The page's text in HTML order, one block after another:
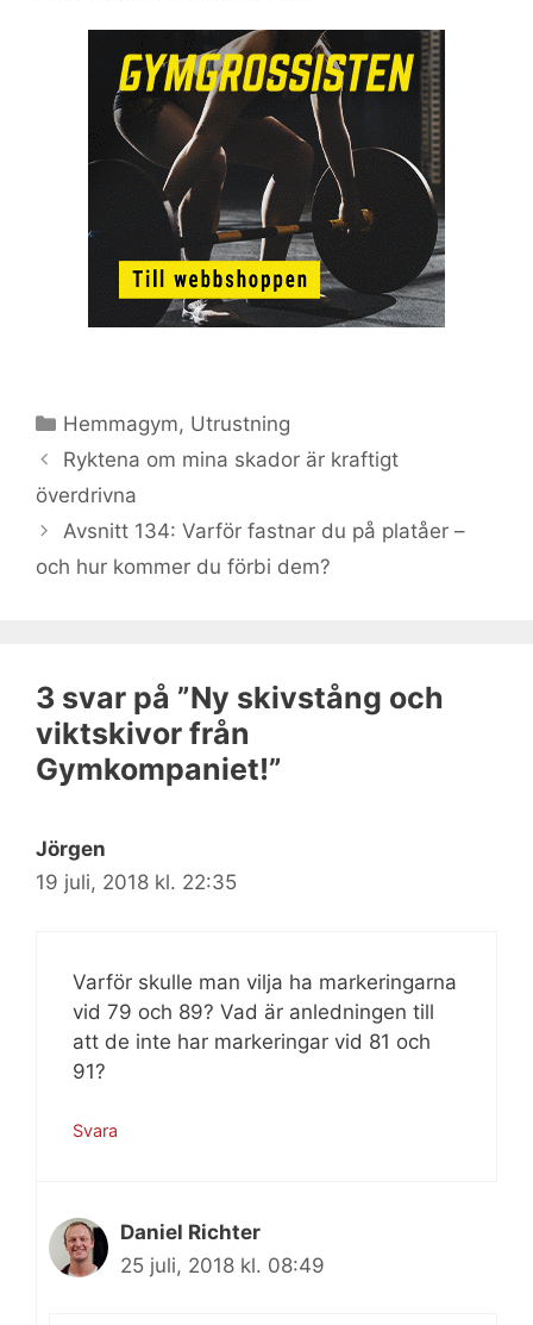
Kategorier
Hemmagym, Utrustning
Ryktena om mina skador är kraftigt
överdrivna
Avsnitt 134: Varför fastnar du på platåer –
och hur kommer du förbi dem?
3 svar på ”Ny skivstång och
viktskivor från
Gymkompaniet!”
Jörgen
19 juli, 2018 kl. 22:35
Varför skulle man vilja ha markeringarna
vid 79 och 89? Vad är anledningen till
att de inte har markeringar vid 81 och
91?
Svara
Daniel Richter
25 juli, 2018 kl. 08:49